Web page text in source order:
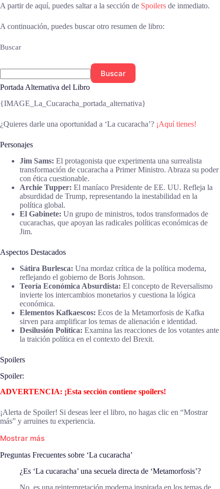
A partir de aquí, puedes saltar a la sección de Spoilers de inmediato.
A continuación, puedes buscar otro resumen de libro:
Buscar
Buscar
Portada Alternativa del Libro
{IMAGE_La_Cucaracha_portada_alternativa}
¿Quieres darle una oportunidad a ‘La cucaracha’? ¡Aquí tienes!
Personajes
Jim Sams: El protagonista que experimenta una surrealista
transformación de cucaracha a Primer Ministro. Abraza su poder
con ética cuestionable.
Archie Tupper: El maníaco Presidente de EE. UU. Refleja la
absurdidad de Trump, representando la inestabilidad en la
política global.
El Gabinete: Un grupo de ministros, todos transformados de
cucarachas, que apoyan las radicales políticas económicas de
Jim.
Aspectos Destacados
Sátira Burlesca: Una mordaz crítica de la política moderna,
reflejando el gobierno de Boris Johnson.
Teoría Económica Absurdista: El concepto de Reversalismo
invierte los intercambios monetarios y cuestiona la lógica
económica.
Elementos Kafkaescos: Ecos de la Metamorfosis de Kafka
sirven para amplificar los temas de alienación e identidad.
Desilusión Política: Examina las reacciones de los votantes ante
la traición política en el contexto del Brexit.
Spoilers
Spoiler:
ADVERTENCIA: ¡Esta sección contiene spoilers!
¡Alerta de Spoiler! Si deseas leer el libro, no hagas clic en “Mostrar
más” y arruines tu experiencia.
Mostrar más
Preguntas Frecuentes sobre ‘La cucaracha’
¿Es ‘La cucaracha’ una secuela directa de ‘Metamorfosis’?
No, es una reinterpretación moderna inspirada en los temas de